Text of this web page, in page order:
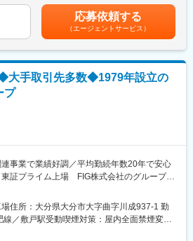
める業務
置の設計・製造
ての自動化装置や検査装置の設計・製造
AGV・AMR）の開発
2004年にジャスダック証券取引所に上場。
ープの一員として再出発しました。東京事
（曲工場、杵築工場）を有しています。企業
体感のある職場環境を提供しています。
あるため、安定した経営基盤のもとで働けま
と長く、長期的に安定して働ける職場で
手当を含めた表記です。応募依頼する
（エージェントサービス）
◆大手取引先多数◆1979年設立の
プ
連事業で業績好調／平均勤続年数20年で安心
証プライム上場 FIG株式会社のグループ企
手がける一貫体制が大きな強み／新規事業と
・AMR）等FIGグループ企業と連携して
住所：大分県大分市大字曲字川成937-1 勤
／敷戸駅受動喫煙対策：屋内全面禁煙変更
事業所（リモートワーク含む）